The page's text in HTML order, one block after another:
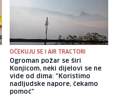
OČEKUJU SE I AIR TRACTORI
Ogroman požar se širi
Konjicom, neki dijelovi se ne
vide od dima: "Koristimo
nadljudske napore, čekamo
pomoć"